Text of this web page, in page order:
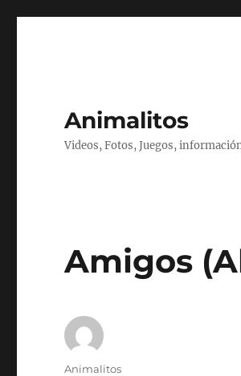
Animalitos
Videos, Fotos, Juegos,
Amigos
Autor
Animalitos